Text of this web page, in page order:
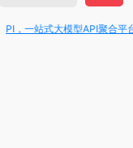
式大模型API聚合平台